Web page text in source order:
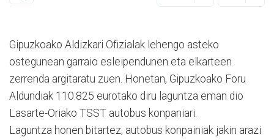
Gipuzkoako Aldizkari Ofizialak lehengo asteko
ostegunean garraio esleipendunen eta elkarteen
zerrenda argitaratu zuen. Honetan, Gipuzkoako Foru
Aldundiak 110.825 eurotako diru laguntza eman dio
Lasarte-Oriako TSST autobus konpaniari.
Laguntza honen bitartez, autobus konpainiak jakin arazi